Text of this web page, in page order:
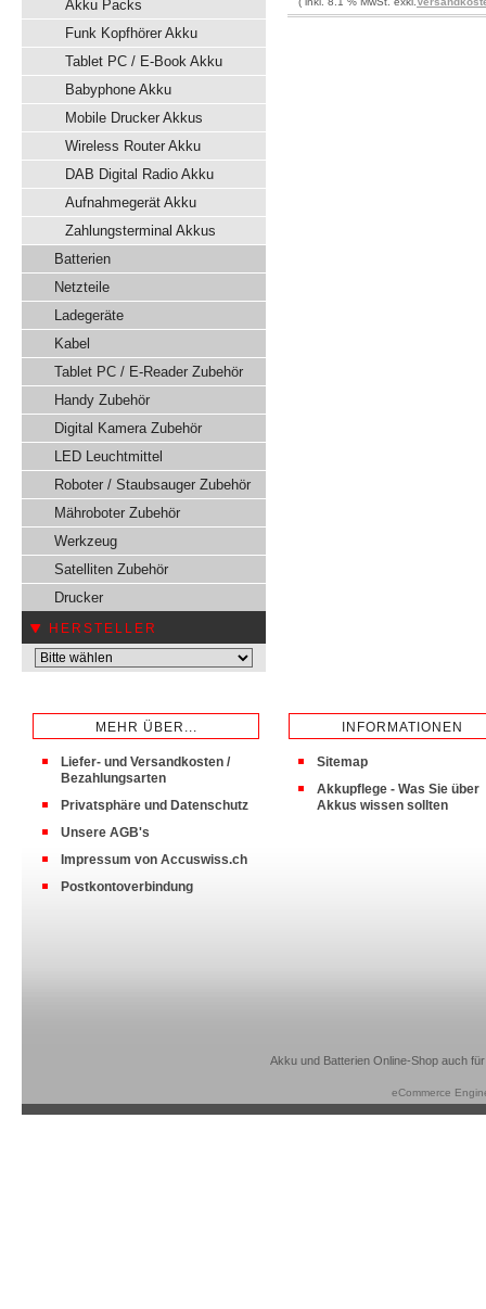
Akku Packs
Funk Kopfhörer Akku
Tablet PC / E-Book Akku
Babyphone Akku
Mobile Drucker Akkus
Wireless Router Akku
DAB Digital Radio Akku
Aufnahmegerät Akku
Zahlungsterminal Akkus
Batterien
Netzteile
Ladegeräte
Kabel
Tablet PC / E-Reader Zubehör
Handy Zubehör
Digital Kamera Zubehör
LED Leuchtmittel
Roboter / Staubsauger Zubehör
Mähroboter Zubehör
Werkzeug
Satelliten Zubehör
Drucker
HERSTELLER
MEHR ÜBER...
Liefer- und Versandkosten /
Bezahlungsarten
Privatsphäre und Datenschutz
Unsere AGB's
Impressum von Accuswiss.ch
Postkontoverbindung
INFORMATIONEN
Sitemap
Akkupflege - Was Sie über
Akkus wissen sollten
Akku und Batterien Online-Shop auch
eCommerce